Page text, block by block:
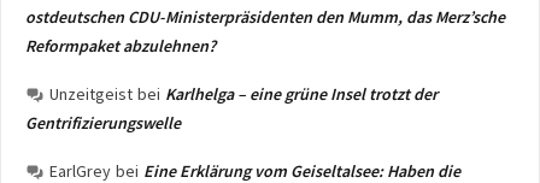
ostdeutschen CDU-Ministerpräsidenten den Mumm, das Merz’sche
Reformpaket abzulehnen?
Unzeitgeist bei Karlhelga – eine grüne Insel trotzt der
Gentrifizierungswelle
EarlGrey bei Eine Erklärung vom Geiseltalsee: Haben die